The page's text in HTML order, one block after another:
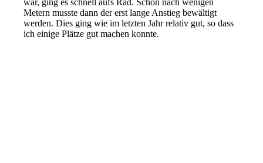
Metern musste dann der erst lange Anstieg bewältigt
werden. Dies ging wie im letzten Jahr relativ gut, so dass
ich einige Plätze gut machen konnte.